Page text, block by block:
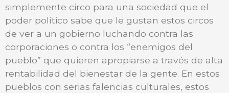
simplemente circo para una sociedad que el
poder político sabe que le gustan estos circos
de ver a un gobierno luchando contra las
corporaciones o contra los “enemigos del
pueblo” que quieren apropiarse a través de alta
rentabilidad del bienestar de la gente. En estos
pueblos con serias falencias culturales, estos